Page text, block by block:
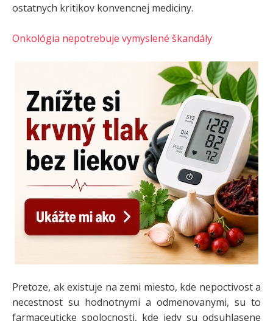
ostatnych kritikov konvencnej mediciny.
Onkológia nepotrebuje vymyslené škandály
Pretoze, ak existuje na zemi miesto, kde nepoctivost a
necestnost su hodnotnymi a odmenovanymi, su to
farmaceuticke spolocnosti, kde jedy su odsuhlasene